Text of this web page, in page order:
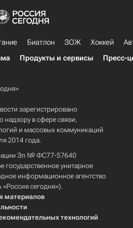
Биатлон ЗОЖ Хоккей
Продукты и сервисы Пресс-
зарегистрировано
надзору в сфере связи,
и массовых коммуникаций
2014 года.
Эл № ФС77-57640
государственное унитарное
информационное агентство
сегодня»).
материалов
технологий